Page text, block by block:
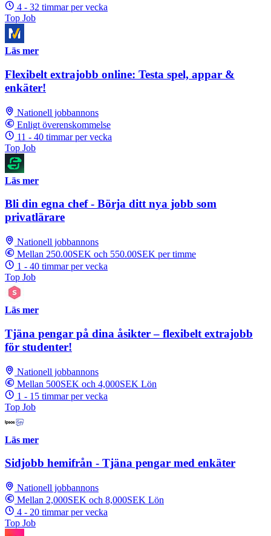
4 - 32 timmar per vecka
Top Job
Läs mer
Flexibelt extrajobb online: Testa spel, appar &
enkäter!
Nationell jobbannons
Enligt överenskommelse
11 - 40 timmar per vecka
Top Job
Läs mer
Bli din egna chef - Börja ditt nya jobb som
privatlärare
Nationell jobbannons
Mellan 250.00SEK och 550.00SEK per timme
1 - 40 timmar per vecka
Top Job
Läs mer
Tjäna pengar på dina åsikter – flexibelt extrajobb
för studenter!
Nationell jobbannons
Mellan 500SEK och 4,000SEK Lön
1 - 15 timmar per vecka
Top Job
Läs mer
Sidjobb hemifrån - Tjäna pengar med enkäter
Nationell jobbannons
Mellan 2,000SEK och 8,000SEK Lön
4 - 20 timmar per vecka
Top Job